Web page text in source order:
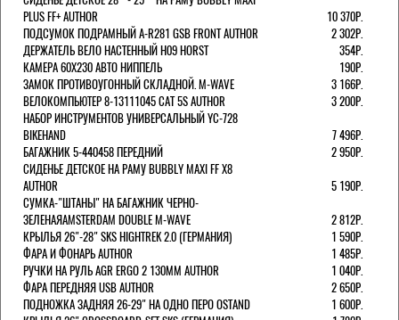
PLUS FF+ AUTHOR
10 370Р.
ПОДСУМОК ПОДРАМНЫЙ A-R281 GSB FRONT AUTHOR
2 302Р.
ДЕРЖАТЕЛЬ ВЕЛО НАСТЕННЫЙ H09 HORST
354Р.
КАМЕРА 60X230 АВТО НИППЕЛЬ
190Р.
ЗАМОК ПРОТИВОУГОННЫЙ СКЛАДНОЙ. M-WAVE
3 166Р.
ВЕЛОКОМПЬЮТЕР 8-13111045 CAT 5S AUTHOR
3 200Р.
НАБОР ИНСТРУМЕНТОВ УНИВЕРСАЛЬНЫЙ YC-728
BIKEHAND
7 496Р.
БАГАЖНИК 5-440458 ПЕРЕДНИЙ
2 950Р.
СИДЕНЬЕ ДЕТСКОЕ НА РАМУ BUBBLY MAXI FF X8
AUTHOR
5 190Р.
СУМКА-"ШТАНЫ" НА БАГАЖНИК ЧЕРНО-
ЗЕЛЕНАЯAMSTERDAM DOUBLE M-WAVE
2 812Р.
КРЫЛЬЯ 26"-28" SKS HIGHTREK 2.0 (ГЕРМАНИЯ)
1 590Р.
ФАРА И ФОНАРЬ AUTHOR
1 485Р.
РУЧКИ НА РУЛЬ AGR ERGO 2 130ММ AUTHOR
1 040Р.
ФАРА ПЕРЕДНЯЯ USB AUTHOR
2 650Р.
ПОДНОЖКА ЗАДНЯЯ 26-29" НА ОДНО ПЕРО OSTAND
1 600Р.